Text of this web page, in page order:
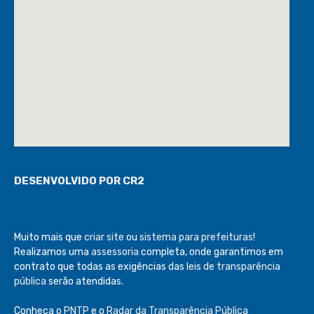
DESENVOLVIDO POR CR2
Muito mais que criar site ou sistema para prefeituras!
Realizamos uma assessoria completa, onde garantimos em
contrato que todas as exigências das leis de transparência
pública serão atendidas.
Conheça o PNTP e o Radar da Transparência Pública